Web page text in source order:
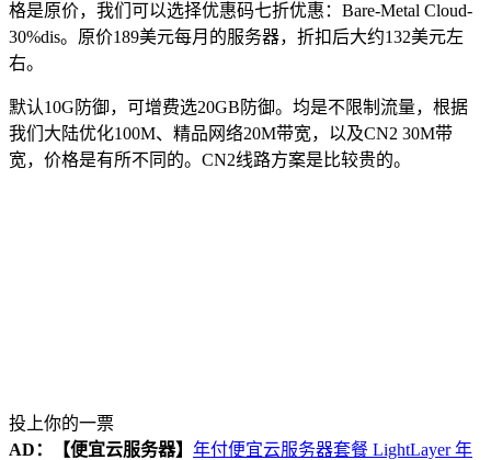
格是原价，我们可以选择优惠码七折优惠： Bare-Metal Cloud-
30%dis。原价189美元每月的服务器，折扣后大约132美元左
右。
默认10G防御，可增费选20GB防御。均是不限制流量，根据
我们大陆优化100M、精品网络20M带宽，以及CN2 30M带
宽，价格是有所不同的。CN2线路方案是比较贵的。
投上你的一票
AD：
【便宜云服务器】 年付便宜云服务器套餐 LightLayer 年